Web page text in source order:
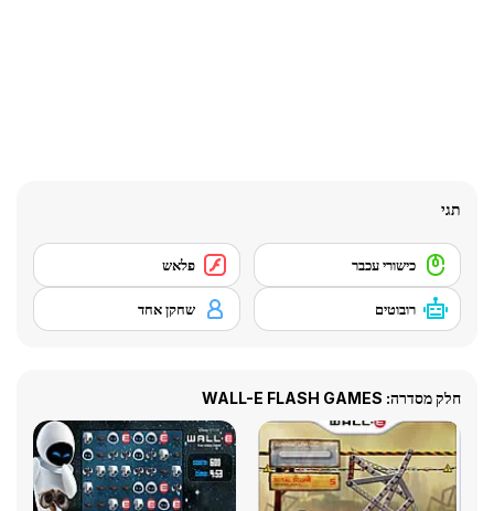
תגי
כישורי עכבר פלאש
רובוטים שחקן אחד
חלק מסדרה: WALL-E FLASH GAMES